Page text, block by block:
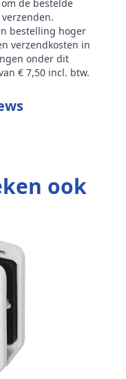
de bestelde
bestelling hoger
verzendkosten in
onder dit
€ 7,50 incl. btw.
ook